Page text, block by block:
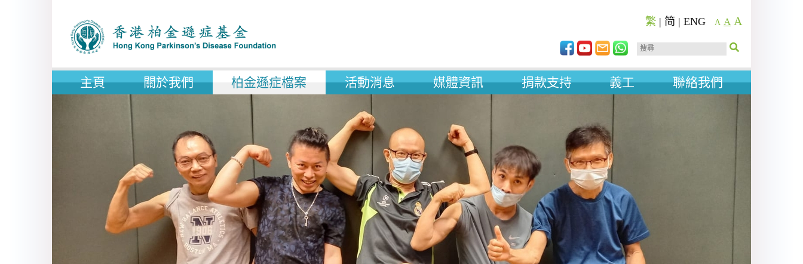
繁 | 简 | ENG A A A
主頁 關於我們 柏金遜症檔案 活動消息 媒體資訊 捐款支持 義工 聯絡我們